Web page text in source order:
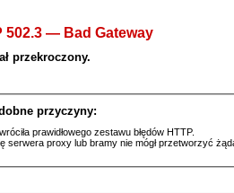
502.3 — Bad Gateway
przekroczony.
przyczyny:
prawidłowego zestawu błędów HTTP.
serwera proxy lub bramy nie mógł przetworzyć